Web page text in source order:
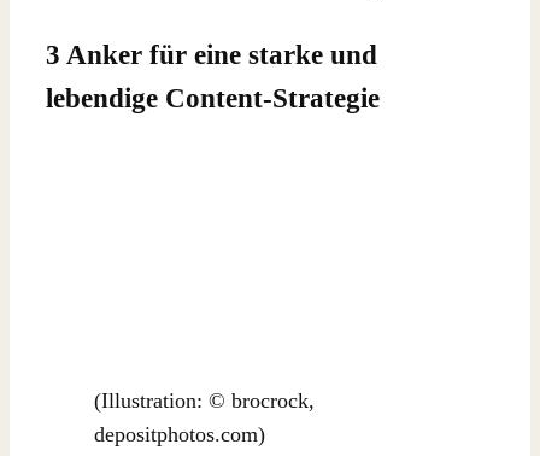
3 Anker für eine starke und
lebendige Content-Strategie
(Illustration: © brocrock,
depositphotos.com)